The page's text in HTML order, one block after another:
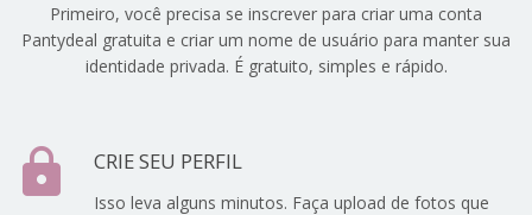
Primeiro, você precisa se inscrever para criar uma conta
Pantydeal gratuita e criar um nome de usuário para manter sua
identidade privada. É gratuito, simples e rápido.
lock CRIE SEU PERFIL
Isso leva alguns minutos. Faça upload de fotos que